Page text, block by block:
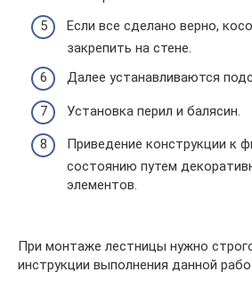
Если все сделано верно,
закрепить на стене.
Далее устанавливаются
Установка перил и балясин.
Приведение конструкции к
состоянию путем
элементов.
При монтаже лестницы нужно
инструкции выполнения данной